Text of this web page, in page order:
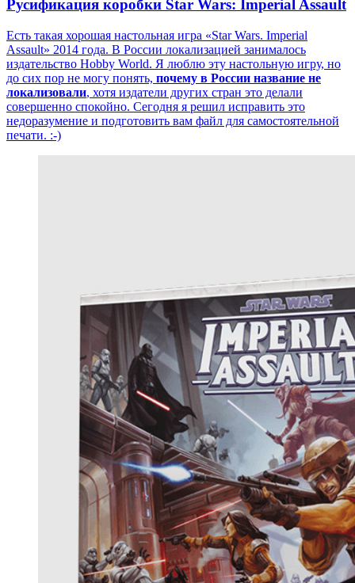
Русификация коробки Star Wars: Imperial Assault
Есть такая хорошая настольная игра «Star Wars. Imperial
Assault» 2014 года. В России локализацией занималось
издательство Hobby World. Я люблю эту настольную игру, но
до сих пор не могу понять, почему в России название не
локализовали, хотя издатели других стран это делали
совершенно спокойно. Сегодня я решил исправить это
недоразумение и подготовить вам файл для самостоятельной
печати. :-)